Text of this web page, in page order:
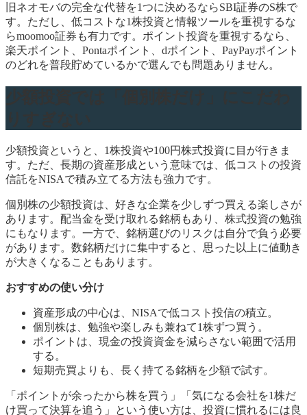
旧ネオモバの完全な代替を1つに決めるならSBI証券のS株で
す。ただし、低コストな1株投資と情報ツールを重視するな
らmoomoo証券も有力です。ポイント投資を重視するなら、
楽天ポイント、Pontaポイント、dポイント、PayPayポイント
のどれを普段貯めているかで選んでも問題ありません。
少額投資というと、1株投資や100円株式投資に目が行きま
す。ただ、長期の資産形成という意味では、低コストの投資
信託をNISAで積み立てる方法も強力です。
個別株の少額投資は、好きな企業を少しずつ買える楽しさが
あります。配当金を受け取れる銘柄もあり、株式投資の勉強
にもなります。一方で、銘柄選びのリスクは自分で負う必要
があります。数銘柄だけに集中すると、思った以上に値動き
が大きくなることもあります。
おすすめの使い分け
資産形成の中心は、NISAで低コスト投信の積立。
個別株は、勉強や楽しみも兼ねて1株ずつ買う。
ポイントは、現金の投資資金を減らさない範囲で活用
する。
短期売買よりも、長く持てる銘柄を少額で試す。
「ポイントが余ったから株を買う」「気になる会社を1株だ
け買って決算を追う」という使い方は、投資に慣れるには良